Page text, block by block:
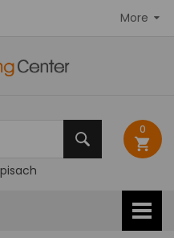
0
shopping_cart
More